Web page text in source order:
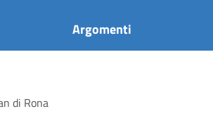
Argomenti
di Rona